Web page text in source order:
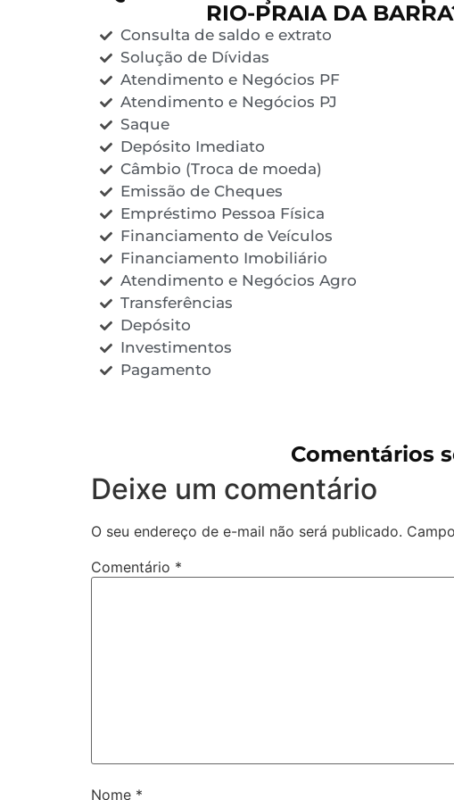
RIO-PRAIA DA
Consulta de saldo e extrato
Solução de Dívidas
Atendimento e Negócios PF
Atendimento e Negócios PJ
Saque
Depósito Imediato
Câmbio (Troca de moeda)
Emissão de Cheques
Empréstimo Pessoa Física
Financiamento de Veículos
Financiamento Imobiliário
Atendimento e Negócios Agro
Transferências
Depósito
Investimentos
Pagamento
Comentários
Deixe um comentário
O seu endereço de e-mail não será publicado.
Comentário *
Nome *